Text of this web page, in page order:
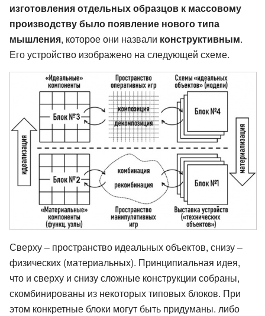
изготовления отдельных образцов к массовому
производству было появление нового типа
мышления, которое они назвали конструктивным.
Его устройство изображено на следующей схеме.
Сверху – пространство идеальных объектов, снизу –
физических (материальных). Принципиальная идея,
что и сверху и снизу сложные конструкции собраны,
скомбинированы из некоторых типовых блоков. При
этом конкретные блоки могут быть придуманы. либо